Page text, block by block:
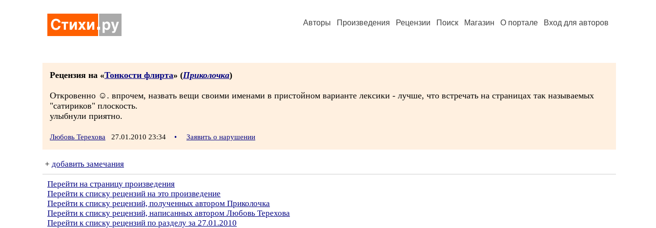
Авторы Произведения Рецензии Поиск Магазин О портале Вход для авторов
Рецензия на «Тонкости флирта» (Приколочка)
Откровенно ☺. впрочем, назвать вещи своими именами в пристойном варианте лексики - лучше, что встречать на страницах так называемых
"сатириков" плоскость.
улыбнули приятно.
Любовь Терехова 27.01.2010 23:34 • Заявить о нарушении
+ добавить замечания
Перейти на страницу произведения
Перейти к списку рецензий на это произведение
Перейти к списку рецензий, полученных автором Приколочка
Перейти к списку рецензий, написанных автором Любовь Терехова
Перейти к списку рецензий по разделу за 27.01.2010